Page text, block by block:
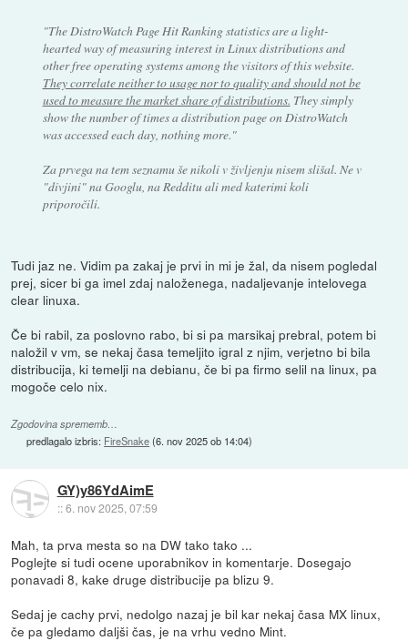
"The DistroWatch Page Hit Ranking statistics are a light-
hearted way of measuring interest in Linux distributions and
other free operating systems among the visitors of this website.
They correlate neither to usage nor to quality and should not be
used to measure the market share of distributions. They simply
show the number of times a distribution page on DistroWatch
was accessed each day, nothing more."
Za prvega na tem seznamu še nikoli v življenju nisem slišal. Ne v
"divjini" na Googlu, na Redditu ali med katerimi koli
priporočili.
Tudi jaz ne. Vidim pa zakaj je prvi in mi je žal, da nisem pogledal
prej, sicer bi ga imel zdaj naloženega, nadaljevanje intelovega
clear linuxa.
Če bi rabil, za poslovno rabo, bi si pa marsikaj prebral, potem bi
naložil v vm, se nekaj časa temeljito igral z njim, verjetno bi bila
distribucija, ki temelji na debianu, če bi pa firmo selil na linux, pa
mogoče celo nix.
Zgodovina sprememb…
predlagalo izbris: FireSnake(6. nov 2025 ob 14:04)
GY)y86YdAimE
::6. nov 2025, 07:59
Mah, ta prva mesta so na DW tako tako ...
Poglejte si tudi ocene uporabnikov in komentarje. Dosegajo
ponavadi 8, kake druge distribucije pa blizu 9.
Sedaj je cachy prvi, nedolgo nazaj je bil kar nekaj časa MX linux,
če pa gledamo daljši čas, je na vrhu vedno Mint.